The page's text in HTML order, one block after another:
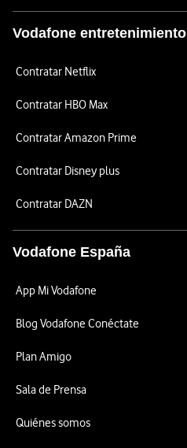
Vodafone entretenimiento
Contratar Netflix
Contratar HBO Max
Contratar Amazon Prime
Contratar Disney plus
Contratar DAZN
Vodafone España
App Mi Vodafone
Blog Vodafone Conéctate
Plan Amigo
Sala de Prensa
Quiénes somos